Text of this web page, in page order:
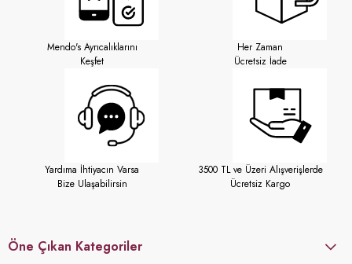
Mendo's Ayrıcalıklarını
Keşfet
Her Zaman
Ücretsiz İade
Yardıma İhtiyacın Varsa
Bize Ulaşabilirsin
3500 TL ve Üzeri Alışverişlerde
Ücretsiz Kargo
Öne Çıkan Kategoriler